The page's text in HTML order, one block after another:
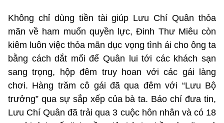
Không chỉ dùng tiền tài giúp Lưu Chí Quân thỏa
mãn về ham muốn quyền lực, Đinh Thư Miêu còn
kiêm luôn việc thỏa mãn dục vọng tình ái cho ông ta
bằng cách dắt mối để Quân lui tới các khách sạn
sang trọng, hộp đêm truy hoan với các gái làng
chơi. Hàng trăm cô gái đã qua đêm với “Lưu Bộ
trưởng” qua sự sắp xếp của bà ta. Báo chí đưa tin,
Lưu Chí Quân đã trải qua 3 cuộc hôn nhân và có 18